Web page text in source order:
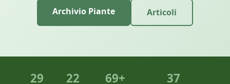
Archivio Piante Articoli
29 22 69+ 37